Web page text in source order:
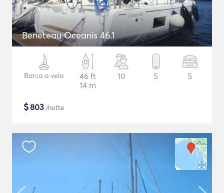
Beneteau Oceanis 46.1
Barca a vela
46 ft
14 m
10 5 5
$803 /notte